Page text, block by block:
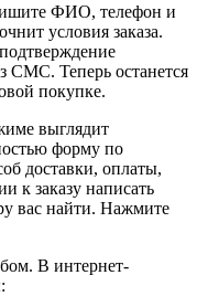
ФИО, телефон и
условия заказа.
СМС. Теперь останется
покупке.
выглядит
форму по
доставки, оплаты,
к заказу написать
вас найти. Нажмите
В интернет-